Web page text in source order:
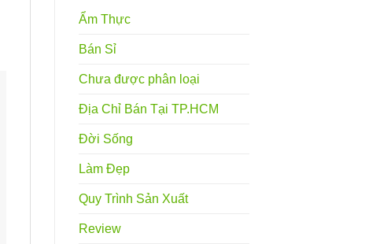
Ẩm Thực
Bán Sỉ
Chưa được phân loại
Địa Chỉ Bán Tại TP.HCM
Đời Sống
Làm Đẹp
Quy Trình Sản Xuất
Review